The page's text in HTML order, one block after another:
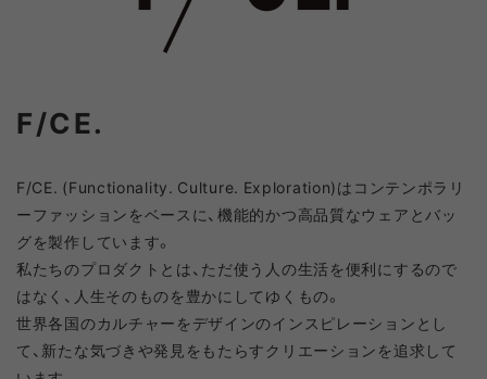
F/CE.
F/CE. (Functionality. Culture. Exploration)はコンテンポラリ
ーファッションをベースに、機能的かつ高品質なウェアとバッ
グを製作しています。
私たちのプロダクトとは、ただ使う人の生活を便利にするので
はなく、人生そのものを豊かにしてゆくもの。
世界各国のカルチャーをデザインのインスピレーションとし
て、新たな気づきや発見をもたらすクリエーションを追求して